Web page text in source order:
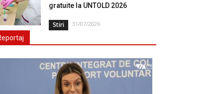
gratuite la UNTOLD 2026
Stiri 31/07/2026